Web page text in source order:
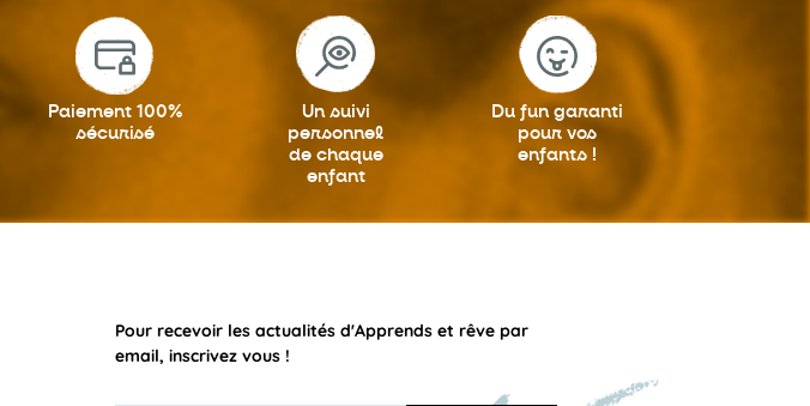
Paiement 100%
sécurisé
Un suivi
personnel
de chaque
enfant
Du fun garanti
pour vos
enfants !
Pour recevoir les actualités d'Apprends et rêve par
email, inscrivez vous !